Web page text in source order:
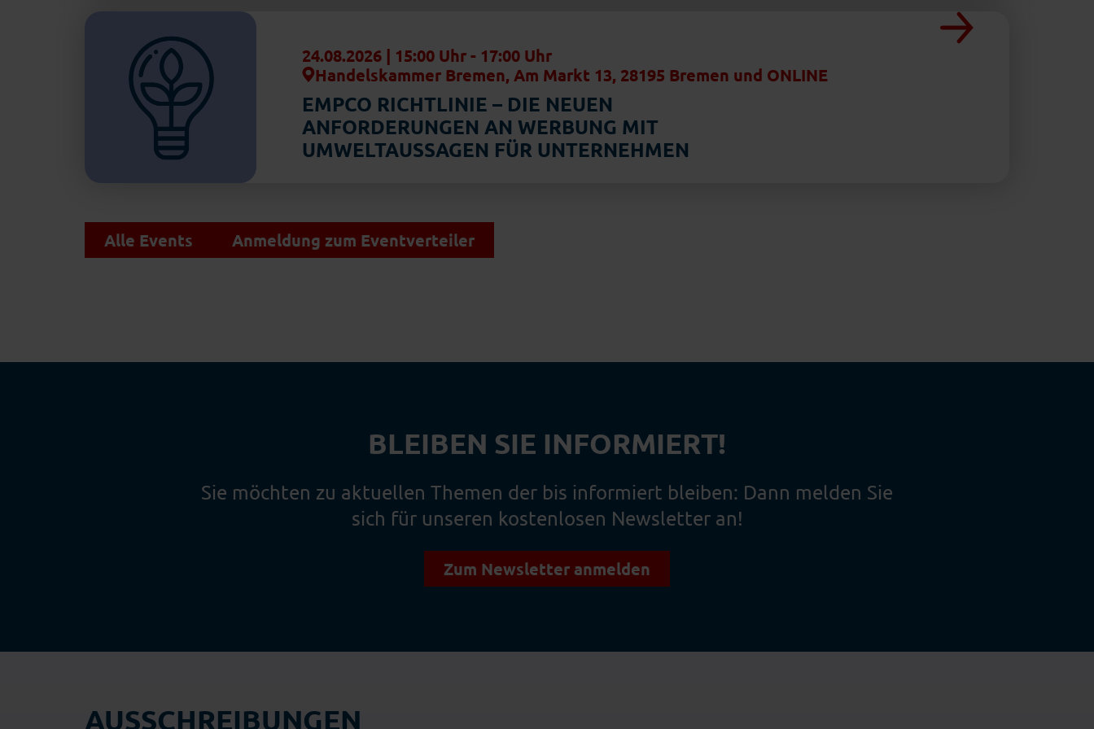
24.08.2026 | 15:00 Uhr- 17:00 Uhr
Handelskammer Bremen, Am Markt 13, 28195 Bremen und ONLINE
EMPCO RICHTLINIE – DIE NEUEN
ANFORDERUNGEN AN WERBUNG MIT
UMWELTAUSSAGEN FÜR UNTERNEHMEN
Alle Events Anmeldung zum Eventverteiler
BLEIBEN SIE INFORMIERT!
Sie möchten zu aktuellen Themen der bis informiert bleiben: Dann melden Sie
sich für unseren kostenlosen Newsletter an!
Zum Newsletter anmelden
AUSSCHREIBUNGEN